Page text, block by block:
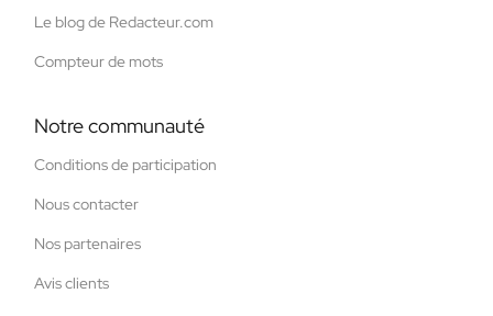
Le blog de Redacteur.com
Compteur de mots
Notre communauté
Conditions de participation
Nous contacter
Nos partenaires
Avis clients